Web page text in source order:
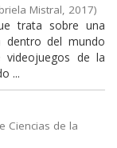
Mistral, 2017)
trata sobre una
dentro del mundo
videojuegos de la
...
Ciencias de la